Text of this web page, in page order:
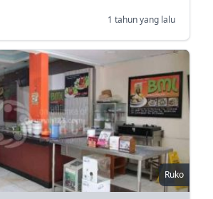
1 tahun yang lalu
Ruko